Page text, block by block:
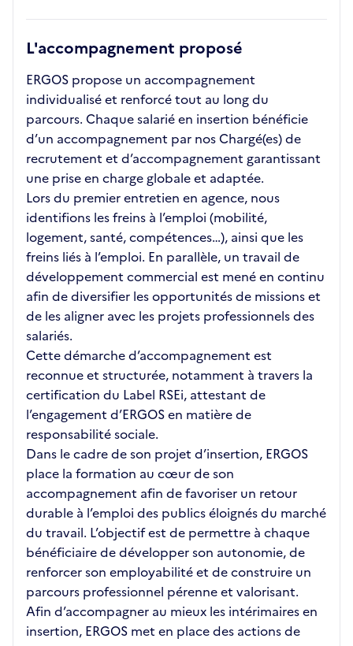
L'accompagnement proposé
ERGOS propose un accompagnement
individualisé et renforcé tout au long du
parcours. Chaque salarié en insertion bénéficie
d’un accompagnement par nos Chargé(es) de
recrutement et d’accompagnement garantissant
une prise en charge globale et adaptée.
Lors du premier entretien en agence, nous
identifions les freins à l’emploi (mobilité,
logement, santé, compétences…), ainsi que les
freins liés à l’emploi. En parallèle, un travail de
développement commercial est mené en continu
afin de diversifier les opportunités de missions et
de les aligner avec les projets professionnels des
salariés.
Cette démarche d’accompagnement est
reconnue et structurée, notamment à travers la
certification du Label RSEi, attestant de
l’engagement d’ERGOS en matière de
responsabilité sociale.
Dans le cadre de son projet d’insertion, ERGOS
place la formation au cœur de son
accompagnement afin de favoriser un retour
durable à l’emploi des publics éloignés du marché
du travail. L’objectif est de permettre à chaque
bénéficiaire de développer son autonomie, de
renforcer son employabilité et de construire un
parcours professionnel pérenne et valorisant.
Afin d’accompagner au mieux les intérimaires en
insertion, ERGOS met en place des actions de